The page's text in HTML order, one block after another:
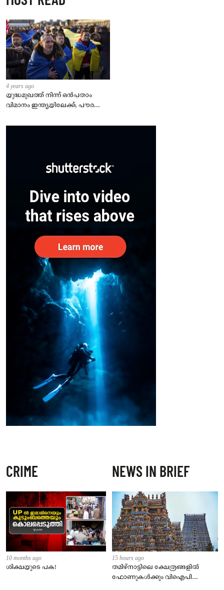
4 years ago
യുദ്ധമുഖത്ത് നിന്ന് ഒൻപതാം
വിമാനം ഇന്ത്യയിലേക്ക്; പൗരന്മാർ
– കേന്ദ്രം
CRIME
10 months ago
ശിക്ഷയുടെ പക!
NEWS IN BRIEF
15 hours ago
തമിഴ്‌നാട്ടിലെ ക്ഷേത്രങ്ങളിൽ
ഫോണുകൾക്കും വിഐപി